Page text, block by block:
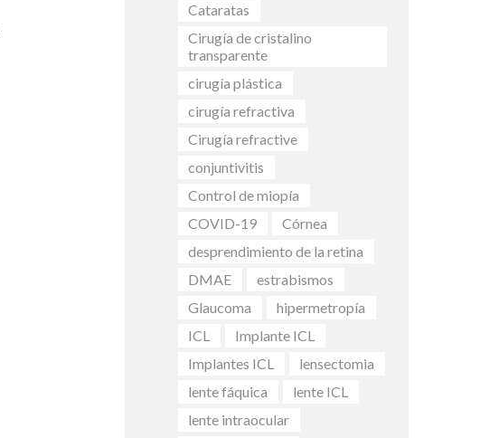
Cataratas
Cirugía de cristalino
transparente
cirugía plástica
cirugía refractiva
Cirugía refractive
conjuntivitis
Control de miopía
COVID-19
Córnea
desprendimiento de la retina
DMAE
estrabismos
Glaucoma
hipermetropía
ICL
Implante ICL
Implantes ICL
lensectomia
lente fáquica
lente ICL
lente intraocular